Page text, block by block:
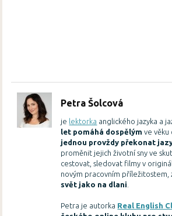
Petra Šolcová
je lektorka anglického jazyka a
let pomáhá dospělým ve věku
jednou provždy překonat
proměnit jejich životní sny ve
cestovat, sledovat filmy v
novým pracovním příležitostem,
svět jako na dlani
Petra je autorka Real English